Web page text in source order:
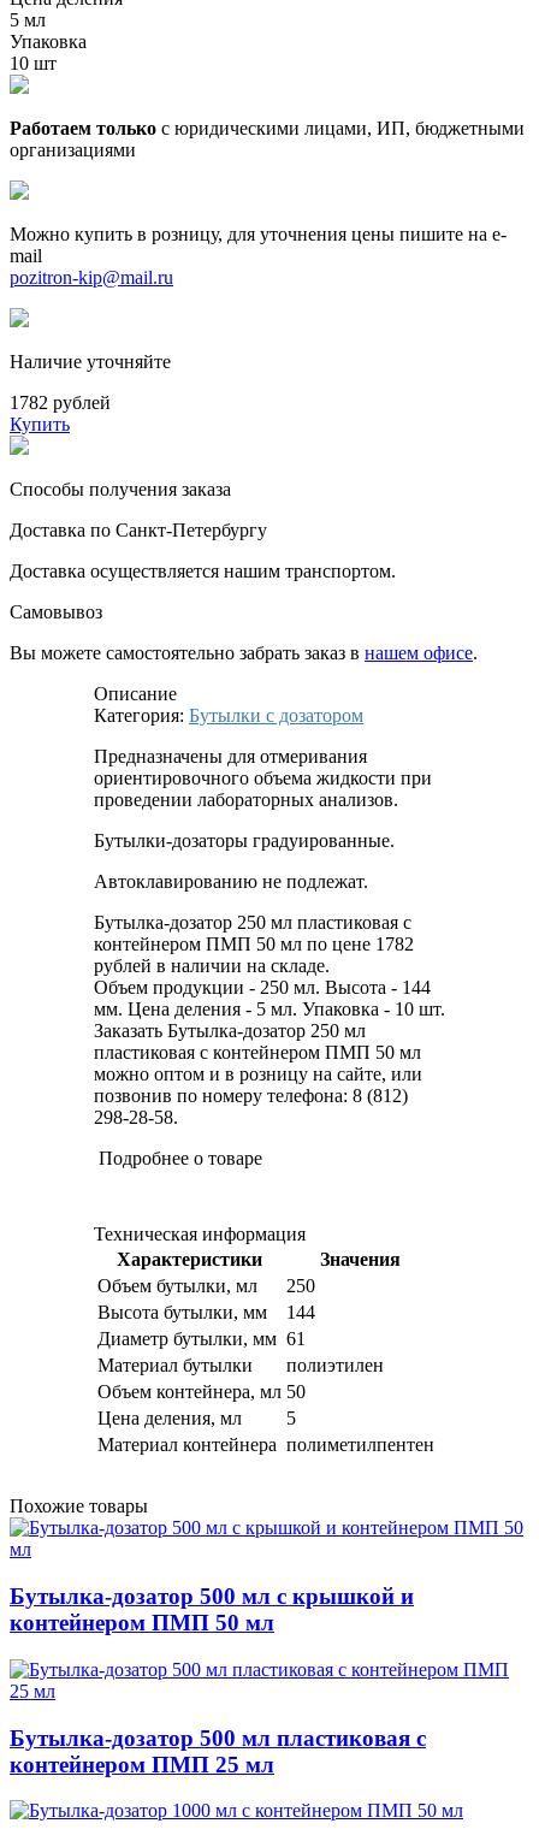
5 мл
Упаковка
10 шт
Работаем только с юридическими лицами, ИП, бюджетными
организациями
Можно купить в розницу, для уточнения цены пишите на e-
mail
pozitron-kip@mail.ru
Наличие уточняйте
1782 рублей
Купить
Способы получения заказа
Доставка по Санкт-Петербургу
Доставка осуществляется нашим транспортом.
Самовывоз
Вы можете самостоятельно забрать заказ в нашем офисе.
Описание
Категория: Бутылки с дозатором
Предназначены для отмеривания
ориентировочного объема жидкости при
проведении лабораторных анализов.
Бутылки-дозаторы градуированные.
Автоклавированию не подлежат.
Бутылка-дозатор 250 мл пластиковая с
контейнером ПМП 50 мл по цене 1782
рублей в наличии на складе.
Объем продукции - 250 мл. Высота - 144
мм. Цена деления - 5 мл. Упаковка - 10 шт.
Заказать Бутылка-дозатор 250 мл
пластиковая с контейнером ПМП 50 мл
можно оптом и в розницу на сайте, или
позвонив по номеру телефона: 8 (812)
298-28-58.
Подробнее о товаре
Техническая информация
Характеристики
Значения
Объем бутылки, мл
250
Высота бутылки, мм
144
Диаметр бутылки, мм 61
Материал бутылки
полиэтилен
Объем контейнера, мл 50
Цена деления, мл
5
Материал контейнера полиметилпентен
Похожие товары
Бутылка-дозатор 500 мл с крышкой и
контейнером ПМП 50 мл
Бутылка-дозатор 500 мл пластиковая с
контейнером ПМП 25 мл